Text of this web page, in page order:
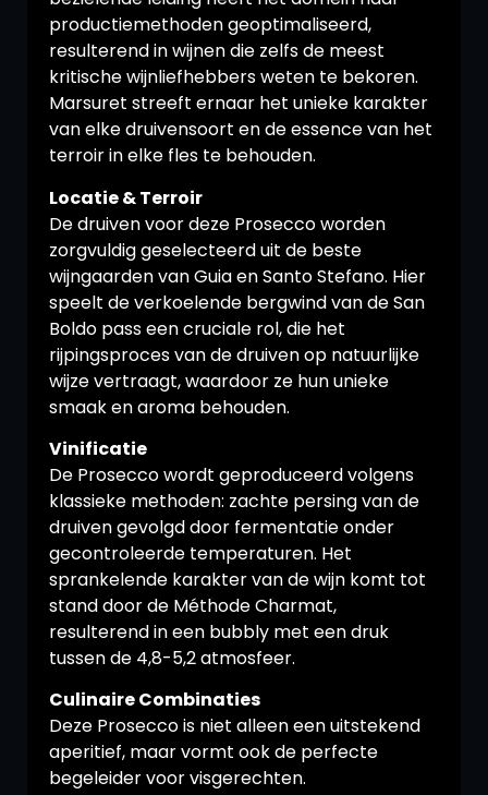
productiemethoden geoptimaliseerd,
resulterend in wijnen die zelfs de meest
kritische wijnliefhebbers weten te bekoren.
Marsuret streeft ernaar het unieke karakter
van elke druivensoort en de essence van het
terroir in elke fles te behouden.
Locatie & Terroir
De druiven voor deze Prosecco worden
zorgvuldig geselecteerd uit de beste
wijngaarden van Guia en Santo Stefano. Hier
speelt de verkoelende bergwind van de San
Boldo pass een cruciale rol, die het
rijpingsproces van de druiven op natuurlijke
wijze vertraagt, waardoor ze hun unieke
smaak en aroma behouden.
Vinificatie
De Prosecco wordt geproduceerd volgens
klassieke methoden: zachte persing van de
druiven gevolgd door fermentatie onder
gecontroleerde temperaturen. Het
sprankelende karakter van de wijn komt tot
stand door de Méthode Charmat,
resulterend in een bubbly met een druk
tussen de 4,8-5,2 atmosfeer.
Culinaire Combinaties
Deze Prosecco is niet alleen een uitstekend
aperitief, maar vormt ook de perfecte
begeleider voor visgerechten.